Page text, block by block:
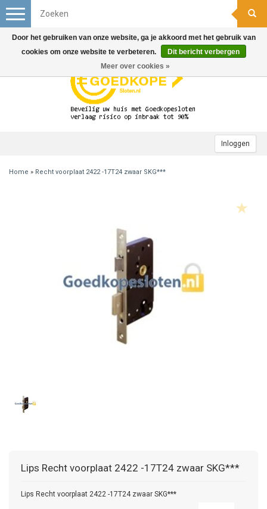
Inloggen
Toggle
navigation
Home » Recht voorplaat 2422 -17T24 zwaar SKG***
Lips Recht voorplaat 2422 -17T24 zwaar SKG***
Lips Recht voorplaat 2422 -17T24 zwaar SKG***
Door het gebruiken van onze website, ga je akkoord met het gebruik van
cookies om onze website te verbeteren.
Dit bericht verbergen
Meer over cookies »